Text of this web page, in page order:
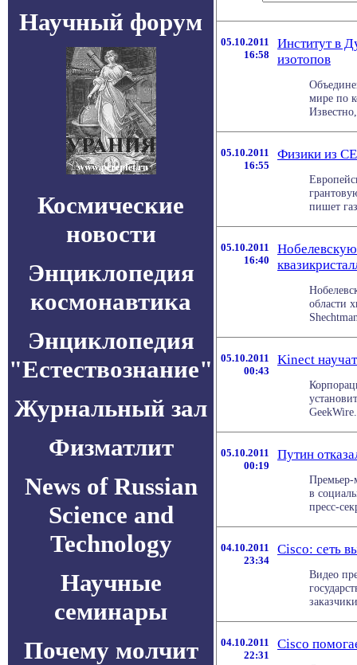
Научный форум
Космические
новости
Энциклопедия
космонавтика
Энциклопедия
"Естествознание"
Журнальный зал
Физматлит
News of Russian
Science and
Technology
Научные
семинары
Почему молчит
05.10.2011
16:58
Институт в
изотопов
мире по
05.10.2011
16:55
Физики из
пишет
05.10.2011
16:40
области
05.10.2011
00:43
Kinect
05.10.2011
00:19
Путин
Премьер-
в
пресс-
04.10.2011
23:34
Cisco: cеть
Видео
04.10.2011
22:31
Cisco